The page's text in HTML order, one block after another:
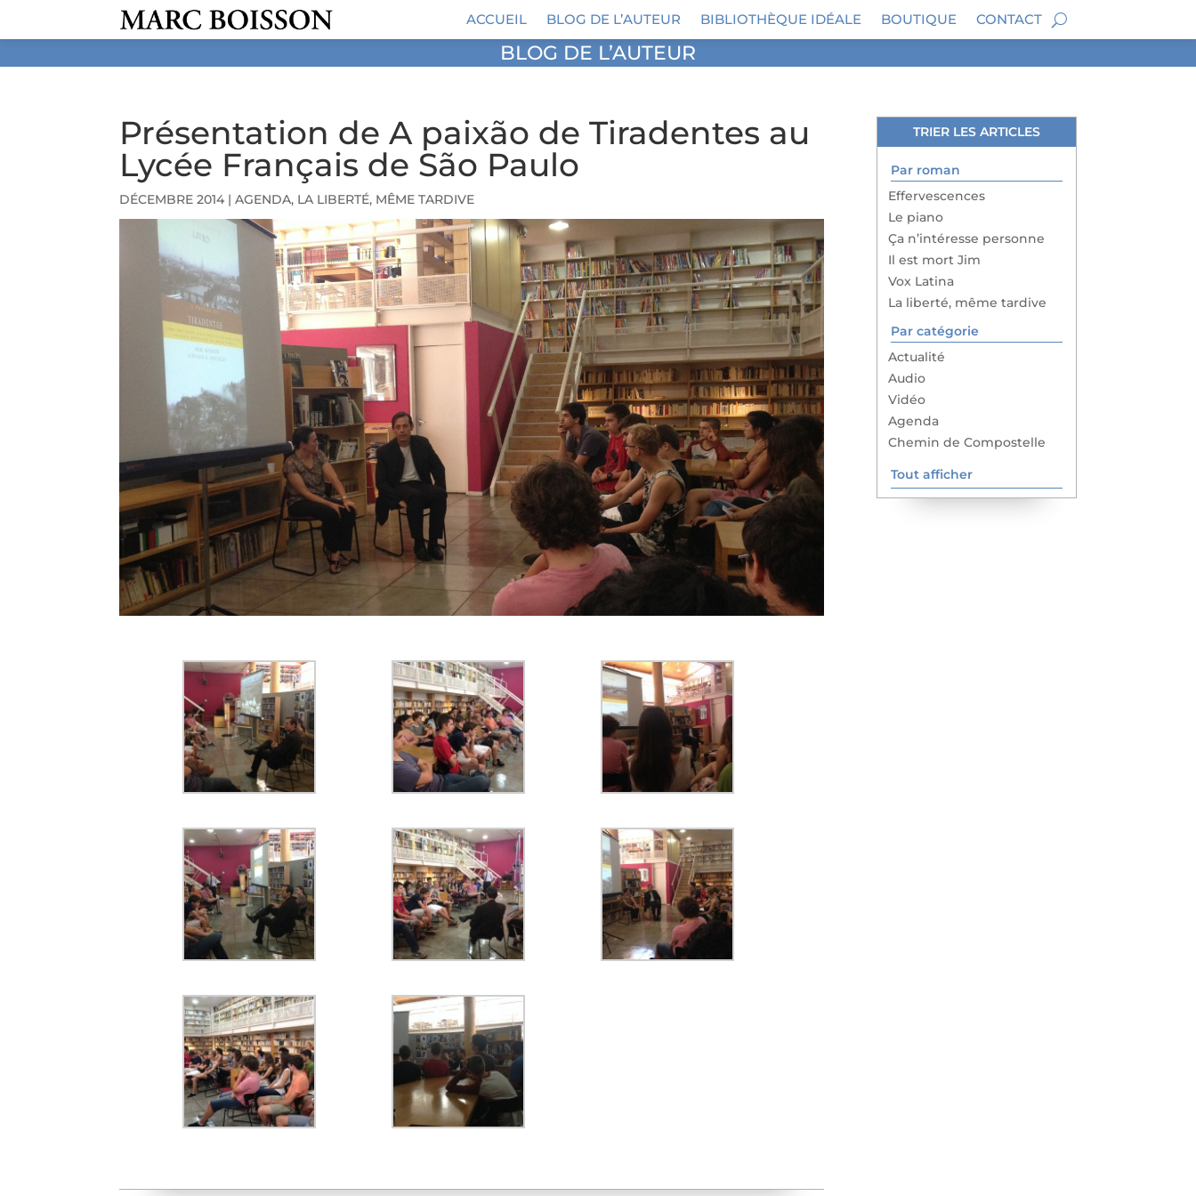
ACCUEIL BLOG DE L’AUTEUR BIBLIOTHÈQUE IDÉALE BOUTIQUE CONTACT
BLOG DE L’AUTEUR
Présentation de A paixão de Tiradentes au
Lycée Français de São Paulo
DÉCEMBRE 2014 |AGENDA, LA LIBERTÉ, MÊME TARDIVE
TRIER LES ARTICLES
Par roman
Effervescences
Le piano
Ça n’intéresse personne
Il est mort Jim
Vox Latina
La liberté, même tardive
Par catégorie
Actualité
Audio
Vidéo
Agenda
Chemin de Compostelle
Tout afficher